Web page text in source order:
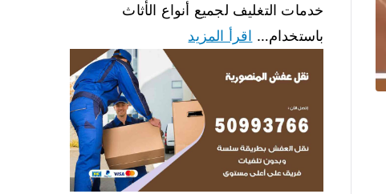
خدمات التغليف لجميع أنواع الأثاث
باستخدام… اقرأ المزيد